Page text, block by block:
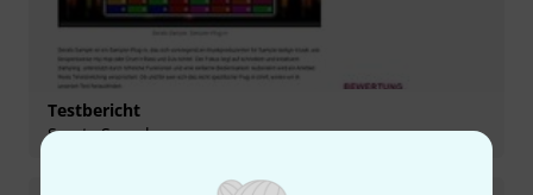
Testbericht
Serato Sample